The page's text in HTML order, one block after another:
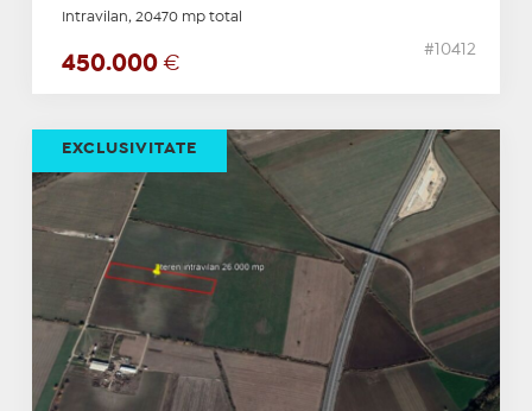
Intravilan, 20470 mp total
450.000 €
#10412
EXCLUSIVITATE